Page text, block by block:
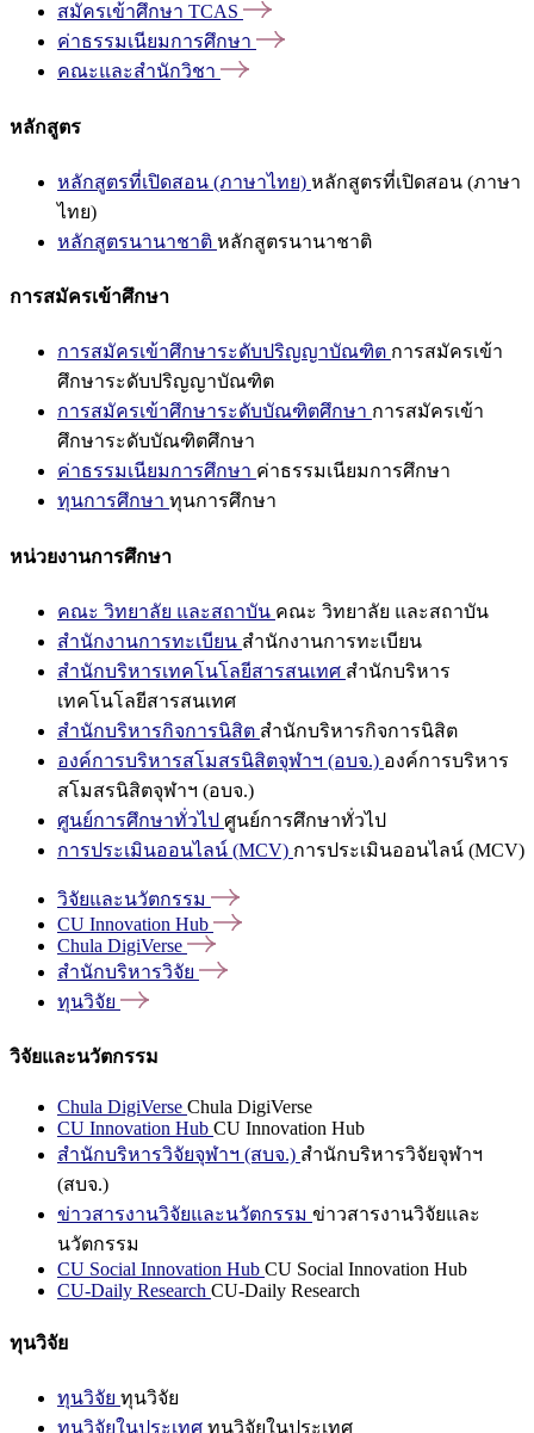
สมัครเข้าศึกษา TCAS
ค่าธรรมเนียมการศึกษา
คณะและสำนักวิชา
หลักสูตร
หลักสูตรที่เปิดสอน (ภาษาไทย) หลักสูตรที่เปิดสอน (ภาษา
ไทย)
หลักสูตรนานาชาติ หลักสูตรนานาชาติ
การสมัครเข้าศึกษา
การสมัครเข้าศึกษาระดับปริญญาบัณฑิต การสมัครเข้า
ศึกษาระดับปริญญาบัณฑิต
การสมัครเข้าศึกษาระดับบัณฑิตศึกษา การสมัครเข้า
ศึกษาระดับบัณฑิตศึกษา
ค่าธรรมเนียมการศึกษา ค่าธรรมเนียมการศึกษา
ทุนการศึกษา ทุนการศึกษา
หน่วยงานการศึกษา
คณะ วิทยาลัย และสถาบัน คณะ วิทยาลัย และสถาบัน
สำนักงานการทะเบียน สำนักงานการทะเบียน
สำนักบริหารเทคโนโลยีสารสนเทศ สำนักบริหาร
เทคโนโลยีสารสนเทศ
สำนักบริหารกิจการนิสิต สำนักบริหารกิจการนิสิต
องค์การบริหารสโมสรนิสิตจุฬาฯ (อบจ.) องค์การบริหาร
สโมสรนิสิตจุฬาฯ (อบจ.)
ศูนย์การศึกษาทั่วไป ศูนย์การศึกษาทั่วไป
การประเมินออนไลน์ (MCV) การประเมินออนไลน์ (MCV)
วิจัยและนวัตกรรม
CU Innovation Hub
Chula DigiVerse
สำนักบริหารวิจัย
ทุนวิจัย
วิจัยและนวัตกรรม
Chula DigiVerse Chula DigiVerse
CU Innovation Hub CU Innovation Hub
สำนักบริหารวิจัยจุฬาฯ (สบจ.) สำนักบริหารวิจัยจุฬาฯ
(สบจ.)
ข่าวสารงานวิจัยและนวัตกรรม ข่าวสารงานวิจัยและ
นวัตกรรม
CU Social Innovation Hub CU Social Innovation Hub
CU-Daily Research CU-Daily Research
ทุนวิจัย
ทุนวิจัย ทุนวิจัย
ทุนวิจัยในประเทศ ทุนวิจัยในประเทศ